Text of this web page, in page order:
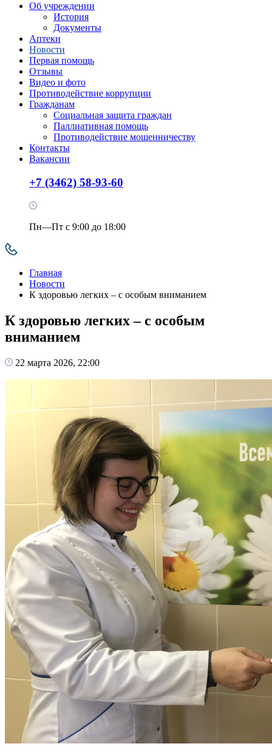
Об учреждении
История
Документы
Аптеки
Новости
Первая помощь
Отзывы
Видео и фото
Противодействие коррупции
Гражданам
Социальная защита граждан
Паллиативная помощь
Противодействие мошенничеству
Контакты
Вакансии
+7 (3462) 58-93-60
Пн—Пт с 9:00 до 18:00
Главная
Новости
К здоровью легких – с особым вниманием
К здоровью легких – с особым
вниманием
22 марта 2026, 22:00